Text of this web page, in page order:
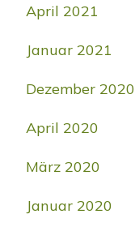
April 2021
Januar 2021
Dezember 2020
April 2020
März 2020
Januar 2020